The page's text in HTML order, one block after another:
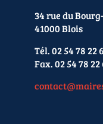
34 rue du
41000 Blois
Tél. 02 54 78 22
Fax. 02 54 78 22